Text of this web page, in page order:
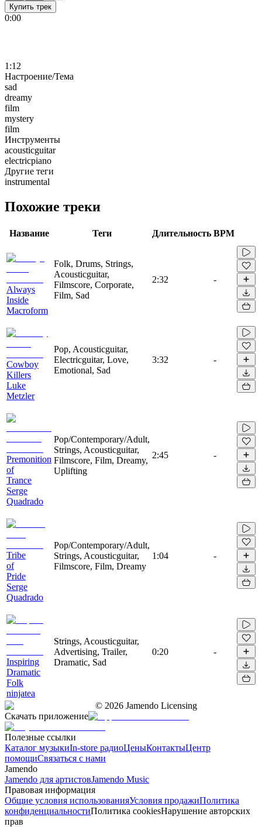
Купить трек
0:00
1:12
Настроение/Тема
sad
dreamy
film
mystery
film
Инструменты
acousticguitar
electricpiano
Другие теги
instrumental
Похожие треки
Название Теги Длительность BPM
Always
Inside
Macroform
Folk, Drums, Strings,
Acousticguitar,
Filmscore, Corporate,
Film, Sad
2:32 -
Cowboy
Killers
Luke
Metzler
Pop, Acousticguitar,
Electricguitar, Love,
Emotional, Sad
3:32 -
Premonition
of
Trance
Serge
Quadrado
Pop/Contemporary/Adult,
Strings, Acousticguitar,
Filmscore, Film, Dreamy,
Uplifting
2:45 -
Tribe
of
Pride
Serge
Quadrado
Pop/Contemporary/Adult,
Strings, Acousticguitar,
Filmscore, Film, Dreamy
1:04 -
Inspiring
Dramatic
Folk
ninjatea
Strings, Acousticguitar,
Advertising, Trailer,
Dramatic, Sad
0:20 -
© 2026 Jamendo Licensing
Скачать приложение
Полезные ссылки
Каталог музыкиIn-store радиоЦеныКонтактыЦентр
помощиСвязаться с нами
Jamendo
Jamendo для артистовJamendo Music
Правовая информация
Общие условия использованияУсловия продажиПолитика
конфиденциальностиПолитика cookiesНарушение авторских
прав